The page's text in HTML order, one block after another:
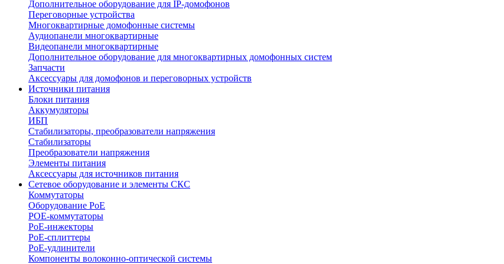
Дополнительное оборудование для IP-домофонов
Переговорные устройства
Многоквартирные домофонные системы
Аудиопанели многоквартирные
Видеопанели многоквартирные
Дополнительное оборудование для многоквартирных домофонных систем
Запчасти
Аксессуары для домофонов и переговорных устройств
Источники питания
Блоки питания
Аккумуляторы
ИБП
Стабилизаторы, преобразователи напряжения
Стабилизаторы
Преобразователи напряжения
Элементы питания
Аксессуары для источников питания
Сетевое оборудование и элементы СКС
Коммутаторы
Оборудование PoE
POE-коммутаторы
PoE-инжекторы
PoE-сплиттеры
PoE-удлинители
Компоненты волоконно-оптической системы